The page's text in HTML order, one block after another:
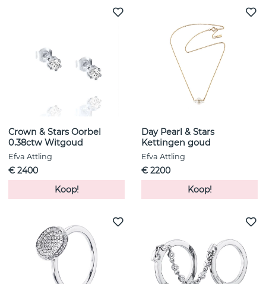
Crown & Stars Oorbel
0.38ctw Witgoud
Efva Attling
€ 2400
Koop!
Day Pearl & Stars
Kettingen goud
Efva Attling
€ 2200
Koop!